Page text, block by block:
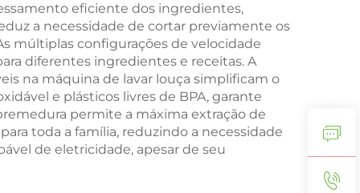
eficiente dos ingredientes,
a necessidade de cortar previamente os
múltiplas configurações de velocidade
diferentes ingredientes e receitas. A
na máquina de lavar louça simplificam o
e plásticos livres de BPA, garante
permite a máxima extração de
toda a família, reduzindo a necessidade
de eletricidade, apesar de seu